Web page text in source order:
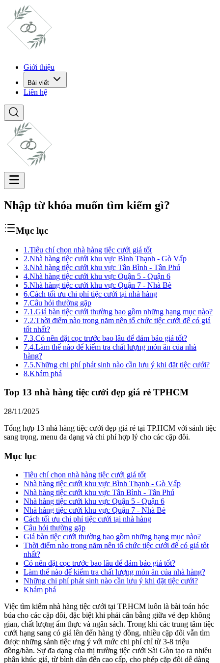
Giới thiệu
Bài viết
Liên hệ
Nhập từ khóa muốn tìm kiếm gì?
Mục lục
1.Tiêu chí chọn nhà hàng tiệc cưới giá tốt
2.Nhà hàng tiệc cưới khu vực Bình Thạnh - Gò Vấp
3.Nhà hàng tiệc cưới khu vực Tân Bình - Tân Phú
4.Nhà hàng tiệc cưới khu vực Quận 5 - Quận 6
5.Nhà hàng tiệc cưới khu vực Quận 7 - Nhà Bè
6.Cách tối ưu chi phí tiệc cưới tại nhà hàng
7.Câu hỏi thường gặp
7.1.Giá bàn tiệc cưới thường bao gồm những hạng mục nào?
7.2.Thời điểm nào trong năm nên tổ chức tiệc cưới để có giá
tốt nhất?
7.3.Có nên đặt cọc trước bao lâu để đảm bảo giá tốt?
7.4.Làm thế nào để kiểm tra chất lượng món ăn của nhà
hàng?
7.5.Những chi phí phát sinh nào cần lưu ý khi đặt tiệc cưới?
8.Khám phá
Top 13 nhà hàng tiệc cưới đẹp giá rẻ TPHCM
28/11/2025
Tổng hợp 13 nhà hàng tiệc cưới đẹp giá rẻ tại TP.HCM với sảnh tiệc
sang trọng, menu đa dạng và chi phí hợp lý cho các cặp đôi.
Mục lục
Tiêu chí chọn nhà hàng tiệc cưới giá tốt
Nhà hàng tiệc cưới khu vực Bình Thạnh - Gò Vấp
Nhà hàng tiệc cưới khu vực Tân Bình - Tân Phú
Nhà hàng tiệc cưới khu vực Quận 5 - Quận 6
Nhà hàng tiệc cưới khu vực Quận 7 - Nhà Bè
Cách tối ưu chi phí tiệc cưới tại nhà hàng
Câu hỏi thường gặp
Giá bàn tiệc cưới thường bao gồm những hạng mục nào?
Thời điểm nào trong năm nên tổ chức tiệc cưới để có giá tốt
nhất?
Có nên đặt cọc trước bao lâu để đảm bảo giá tốt?
Làm thế nào để kiểm tra chất lượng món ăn của nhà hàng?
Những chi phí phát sinh nào cần lưu ý khi đặt tiệc cưới?
Khám phá
Việc tìm kiếm nhà hàng tiệc cưới tại TP.HCM luôn là bài toán hóc
búa cho các cặp đôi, đặc biệt khi phải cân bằng giữa vẻ đẹp không
gian, chất lượng ẩm thực và ngân sách. Trong khi các trung tâm tiệc
cưới hạng sang có giá lên đến hàng tỷ đồng, nhiều cặp đôi vẫn tìm
được những sảnh tiệc ưng ý với mức chi phí chỉ từ 3-8 triệu
đồng/bàn. Sự đa dạng của thị trường tiệc cưới Sài Gòn tạo ra nhiều
phân khúc giá, từ bình dân đến cao cấp, cho phép cặp đôi dễ dàng